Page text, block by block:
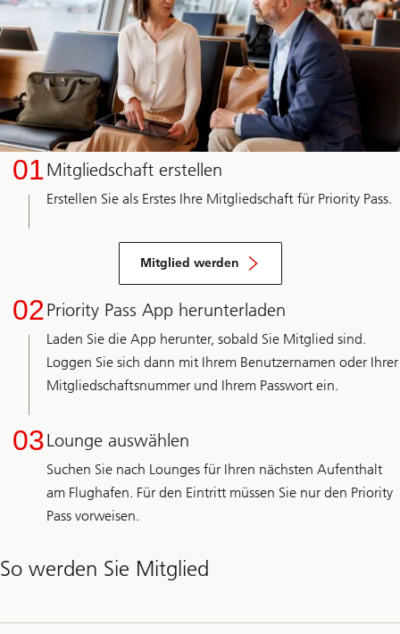
01Mitgliedschaft erstellen
Erstellen Sie als Erstes Ihre Mitgliedschaft für Priority Pass.
Mitglied werden
Mitglied
werden
02Priority Pass App herunterladen
Laden Sie die App herunter, sobald Sie Mitglied sind.
Loggen Sie sich dann mit Ihrem Benutzernamen oder Ihrer
Mitgliedschaftsnummer und Ihrem Passwort ein.
03Lounge auswählen
Suchen Sie nach Lounges für Ihren nächsten Aufenthalt
am Flughafen. Für den Eintritt müssen Sie nur den Priority
Pass vorweisen.
So werden Sie Mitglied